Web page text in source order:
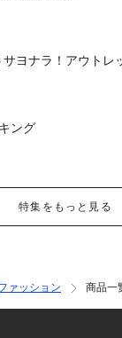
ヨナラ！アウトレ
ング
特集をもっと見る
ァッション 商品一